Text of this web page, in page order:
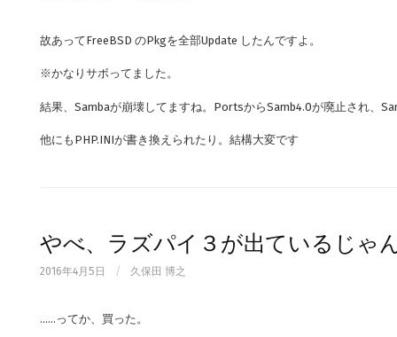
故あってFreeBSD のPkgを全部Update したんですよ。
​※かなりサボってました。
結果、Sambaが崩壊してますね。PortsからSamb4.0が廃止され、
他にもPHP.INIが書き換えられたり。結構大変です
やべ、ラズパイ３が出ているじゃ
2016年4月5日 / 久保田 博之
……ってか、買った。